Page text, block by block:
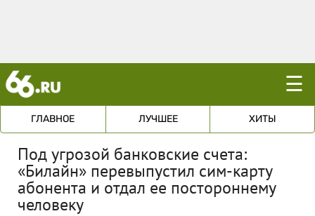
☰
ГЛАВНОЕ ЛУЧШЕЕ ХИТЫ
Под угрозой банковские счета:
«Билайн» перевыпустил сим-карту
абонента и отдал ее постороннему
человеку